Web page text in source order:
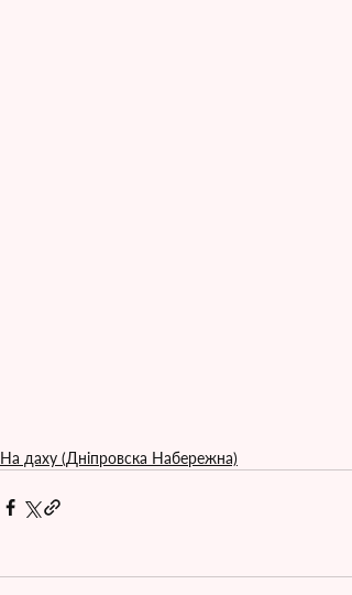
На даху (Дніпровска Набережна)